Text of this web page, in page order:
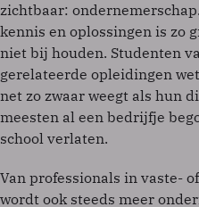
zichtbaar:
kennis en oplossingen is zo
niet bij houden. Studenten
gerelateerde opleidingen
net zo zwaar weegt als hun
meesten al een bedrijfje
school verlaten.
Van professionals in vaste-
wordt ook steeds meer